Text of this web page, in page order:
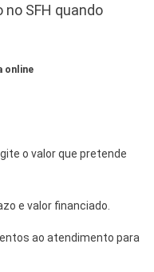
SFH quando
online
o valor que pretende
e valor financiado.
ao atendimento para